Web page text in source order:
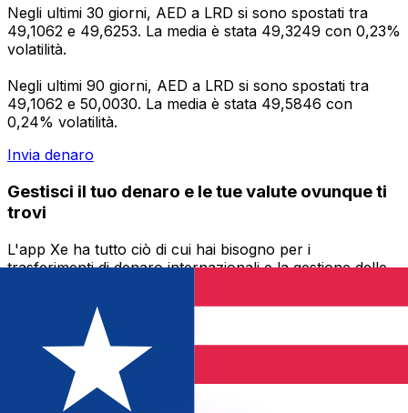
Negli ultimi 30 giorni, AED a LRD si sono spostati tra
49,1062 e 49,6253. La media è stata 49,3249 con 0,23%
volatilità.
Negli ultimi 90 giorni, AED a LRD si sono spostati tra
49,1062 e 50,0030. La media è stata 49,5846 con
0,24% volatilità.
Invia denaro
Gestisci il tuo denaro e le tue valute ovunque ti
trovi
L'app Xe ha tutto ciò di cui hai bisogno per i
trasferimenti di denaro internazionali e la gestione delle
cambio e trasferisci denaro all'estero senza commissioni
nascoste. Scaricala oggi stesso!